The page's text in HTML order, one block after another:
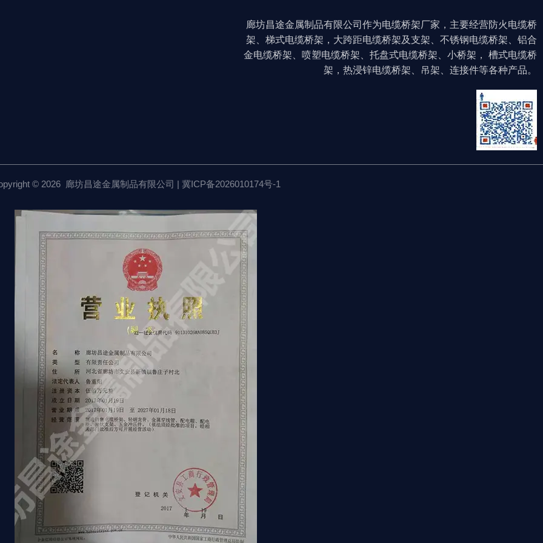
廊坊昌途金属制品有限公司作为电缆桥架厂家，主要经营防火电缆桥
架、梯式电缆桥架，大跨距电缆桥架及支架、不锈钢电缆桥架、铝合
金电缆桥架、喷塑电缆桥架、托盘式电缆桥架、小桥架， 槽式电缆桥
架，热浸锌电缆桥架、吊架、连接件等各种产品。
© 2026 廊坊昌途金属制品有限公司 | 冀ICP备2026010174号-1